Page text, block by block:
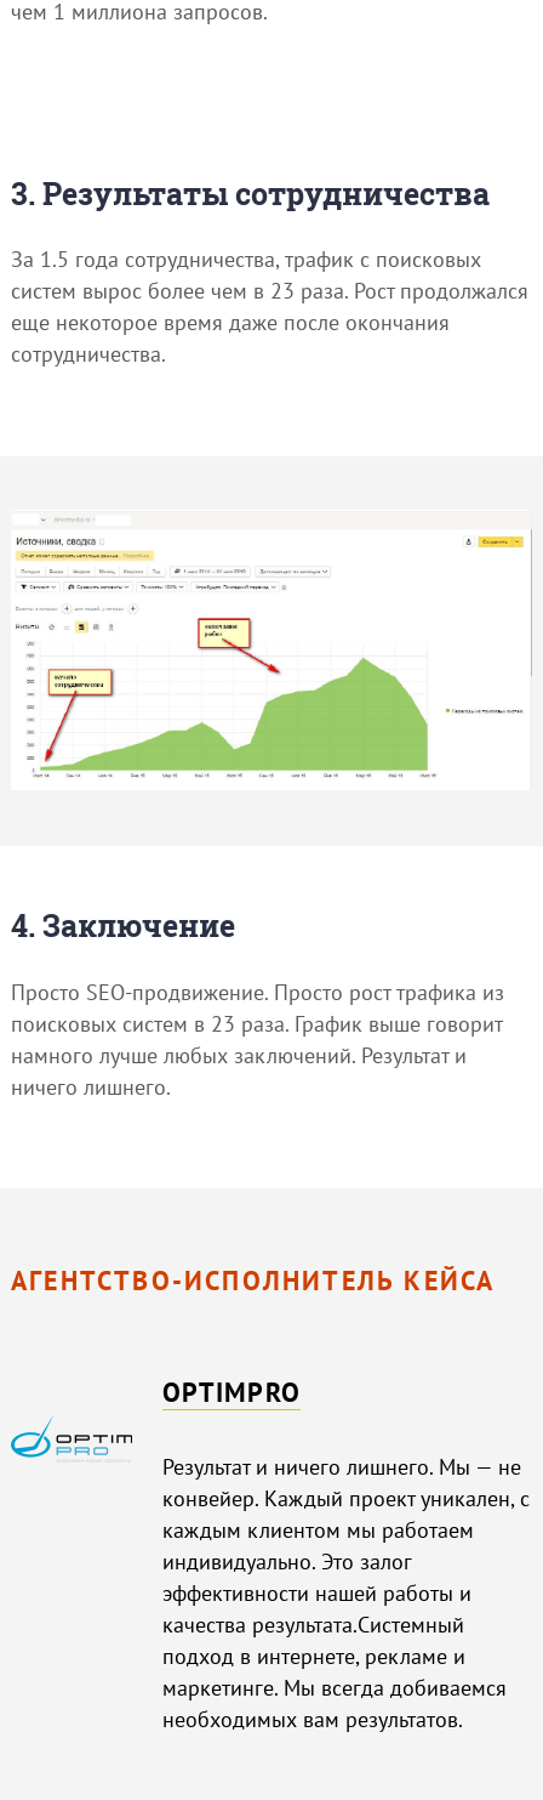
чем 1 миллиона запросов.
3. Результаты сотрудничества
За 1.5 года сотрудничества, трафик с поисковых
систем вырос более чем в 23 раза. Рост продолжался
еще некоторое время даже после окончания
сотрудничества.
4. Заключение
Просто SEO-продвижение. Просто рост трафика из
поисковых систем в 23 раза. График выше говорит
намного лучше любых заключений. Результат и
ничего лишнего.
АГЕНТСТВО-ИСПОЛНИТЕЛЬ КЕЙСА
OPTIMPRO
Результат и ничего лишнего. Мы — не
конвейер. Каждый проект уникален, с
каждым клиентом мы работаем
индивидуально. Это залог
эффективности нашей работы и
качества результата.Системный
подход в интернете, рекламе и
маркетинге. Мы всегда добиваемся
необходимых вам результатов.